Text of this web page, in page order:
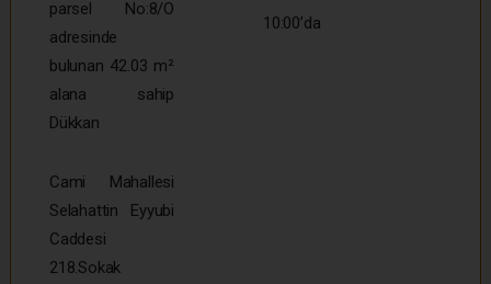
parsel No:8/O
adresinde
bulunan 42.03 m²
alana sahip
Dükkan
10:00’da
Cami Mahallesi
Selahattin Eyyubi
Caddesi
218.Sokak